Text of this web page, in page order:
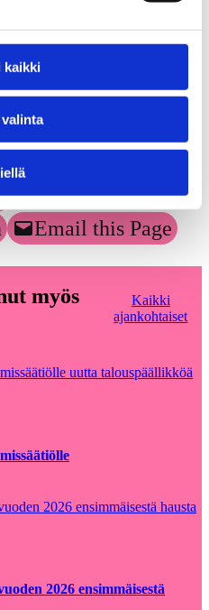
kaikki
lukuun ottamatta. Tutkimuksen
vajaat kolme
040 057 0087.
Email this Page
myös
Kaikki
ajankohtaiset
2026 ensimmäisestä